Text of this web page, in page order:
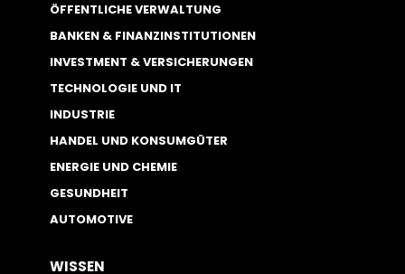
ÖFFENTLICHE VERWALTUNG
BANKEN & FINANZINSTITUTIONEN
INVESTMENT & VERSICHERUNGEN
TECHNOLOGIE UND IT
INDUSTRIE
HANDEL UND KONSUMGÜTER
ENERGIE UND CHEMIE
GESUNDHEIT
AUTOMOTIVE
WISSEN